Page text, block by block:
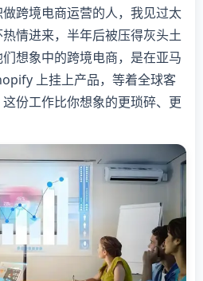
跨境电商运营的人，我见过太
情进来，半年后被压得灰头土
想象中的跨境电商，是在亚马
上挂上产品，等着全球客
份工作比你想象的更琐碎、更